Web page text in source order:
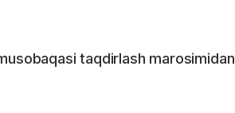
taqdirlash marosimidan